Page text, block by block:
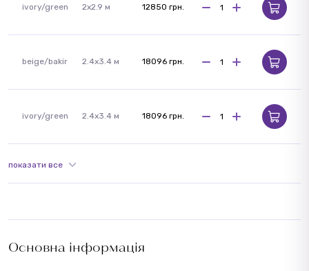
Основна інформація
ivory/green 2x2.9 м 12850 грн.
beige/bakir 2.4x3.4 м 18096 грн.
ivory/green 2.4x3.4 м 18096 грн.
показати все